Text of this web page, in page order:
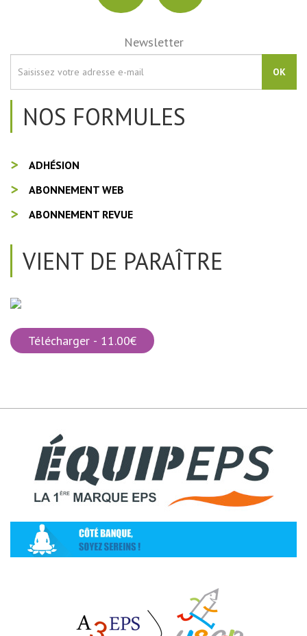
Newsletter
OK
NOS FORMULES
ADHÉSION
ABONNEMENT WEB
ABONNEMENT REVUE
VIENT DE PARAÎTRE
Télécharger - 11.00€